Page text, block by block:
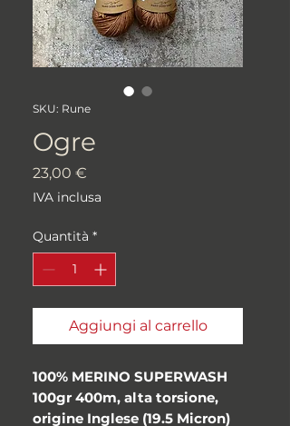
SKU: Rune
Ogre
23,00 €
IVA inclusa
Quantità *
Aggiungi al carrello
100% MERINO SUPERWASH
100gr 400m, alta torsione,
origine Inglese (19.5 Micron)